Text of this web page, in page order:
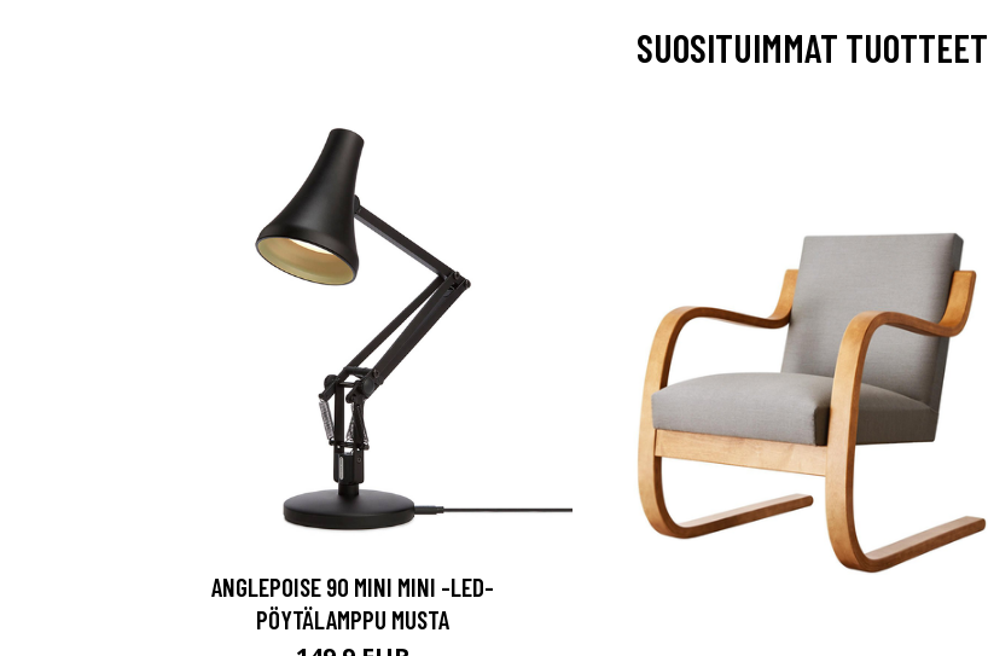
SUOSITUIMMAT TUOTTEET
ANGLEPOISE 90 MINI MINI -LED-
PÖYTÄLAMPPU MUSTA